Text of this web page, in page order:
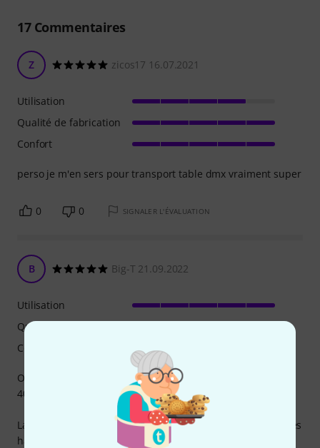
17Commentaires
Z zicos17 16.07.2021
perso je m'en sers pour transport table dmx vraiment super
Utilisation
Qualité de fabrication
Confort
0 0 SIGNALER L'ÉVALUATION
B Big-T 21.09.2022
On sent que c'est du sur mesure pour les modèles 404 et
404A.
La housse est très pratique pour le transports (17kg avec les
hauts parleurs ne pose aucuns problème)
Utilisation
Qualité de fabrication
Confort